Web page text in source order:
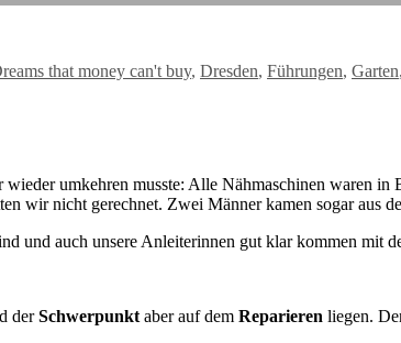
that money can't buy, Dresden, Führungen, Garten,
umkehren musste: Alle Nähmaschinen waren in
wir nicht gerechnet. Zwei Männer kamen sogar aus
und auch unsere Anleiterinnen gut klar kommen mit
derSchwerpunkt aber auf dem Reparieren liegen.